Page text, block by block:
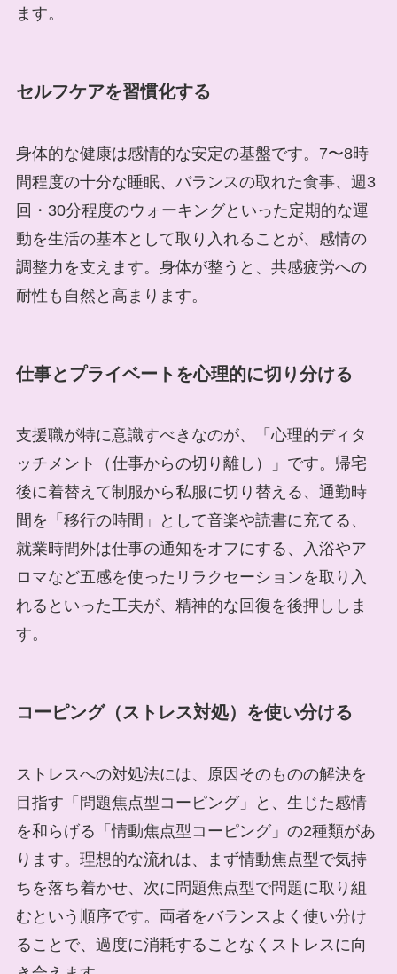
ます。
セルフケアを習慣化する
身体的な健康は感情的な安定の基盤です。7〜8時
間程度の十分な睡眠、バランスの取れた食事、週3
回・30分程度のウォーキングといった定期的な運
動を生活の基本として取り入れることが、感情の
調整力を支えます。身体が整うと、共感疲労への
耐性も自然と高まります。
仕事とプライベートを心理的に切り分ける
支援職が特に意識すべきなのが、「心理的ディタ
ッチメント（仕事からの切り離し）」です。帰宅
後に着替えて制服から私服に切り替える、通勤時
間を「移行の時間」として音楽や読書に充てる、
就業時間外は仕事の通知をオフにする、入浴やア
ロマなど五感を使ったリラクセーションを取り入
れるといった工夫が、精神的な回復を後押ししま
す。
コーピング（ストレス対処）を使い分ける
ストレスへの対処法には、原因そのものの解決を
目指す「問題焦点型コーピング」と、生じた感情
を和らげる「情動焦点型コーピング」の2種類があ
ります。理想的な流れは、まず情動焦点型で気持
ちを落ち着かせ、次に問題焦点型で問題に取り組
むという順序です。両者をバランスよく使い分け
ることで、過度に消耗することなくストレスに向